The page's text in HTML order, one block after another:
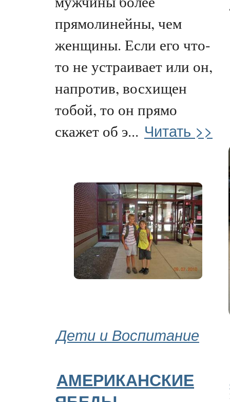
прямолинейны, чем
женщины. Если его что-
то не устраивает или он,
напротив, восхищен
тобой, то он прямо
скажет об э... Читать >>
Дети и Воспитание
АМЕРИКАНСКИЕ